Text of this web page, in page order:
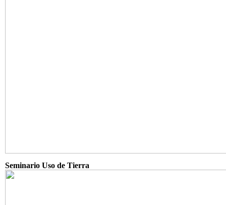
Seminario Uso de Tierra